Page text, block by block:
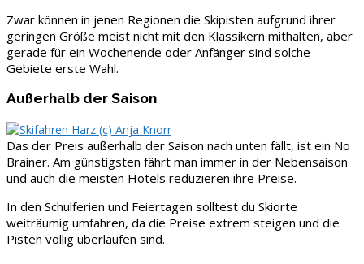
Zwar können in jenen Regionen die Skipisten aufgrund ihrer
geringen Größe meist nicht mit den Klassikern mithalten, aber
gerade für ein Wochenende oder Anfänger sind solche
Gebiete erste Wahl.
Außerhalb der Saison
Das der Preis außerhalb der Saison nach unten fällt, ist ein No
Brainer. Am günstigsten fährt man immer in der Nebensaison
und auch die meisten Hotels reduzieren ihre Preise.
In den Schulferien und Feiertagen solltest du Skiorte
weiträumig umfahren, da die Preise extrem steigen und die
Pisten völlig überlaufen sind.